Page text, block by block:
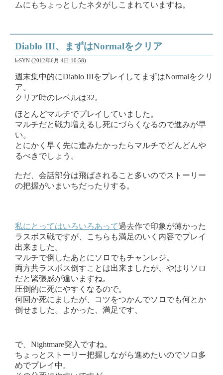
ムにもちょっとしたネタがしこまれていますね。
Diablo III、まずはNormalをクリア
leSYN (2012年6月 4日 10:58)
週末集中的にDiablo IIIをプレイしてまずはNormalをクリ
ア。
クリア時のレベルは32。
ほとんどマルチでプレイしていました。
マルチだと戦力増えるし死にづらくなるので進みが早
い。
とにかく早く先に進みたかったらマルチでどんどんや
るべきでしょう。
ただ、会話部分は飛ばされること多いのでストーリー
の把握がいまいちだったりする。
私にとってはいろいろあって過去作で印象が薄かった
ラスボス戦ですが、こちらも満足のいく内容でプレイ
出来ました。
マルチで倒したあとにソロでもチャンレジ。
両方共ラスボス倒すことは出来ましたが、やはりソロ
だと緊張感が違いますね。
圧倒的に死にやすくなるので。
何回か死にましたが、コツをつかんでソロでも何とか
倒せました。よかった、満足です、
で、Nightmare突入ですね。
ちょっとストーリー把握しながら進めたいのでソロ多
めでプレイ中。